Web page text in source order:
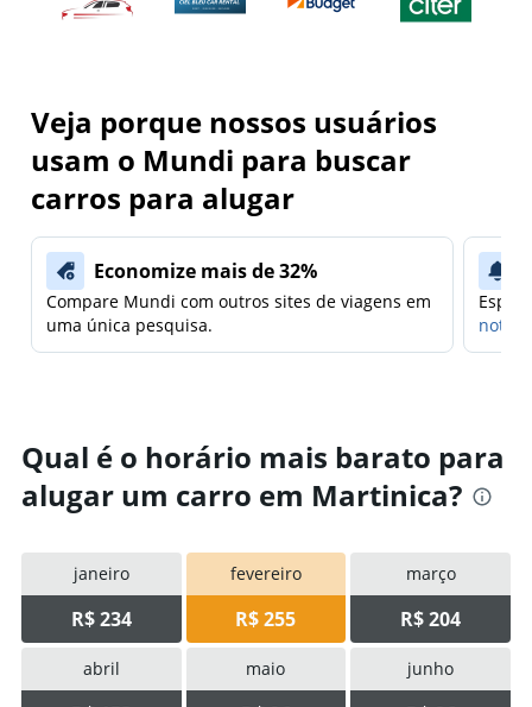
Veja porque nossos usuários
usam o Mundi para buscar
carros para alugar
Economize mais de 32%
Compare Mundi com outros sites de viagens em
uma única pesquisa.
Qual é o horário mais barato para
alugar um carro em Martinica?
janeiro
R$ 234
fevereiro
R$ 255
março
R$ 204
abril maio junho